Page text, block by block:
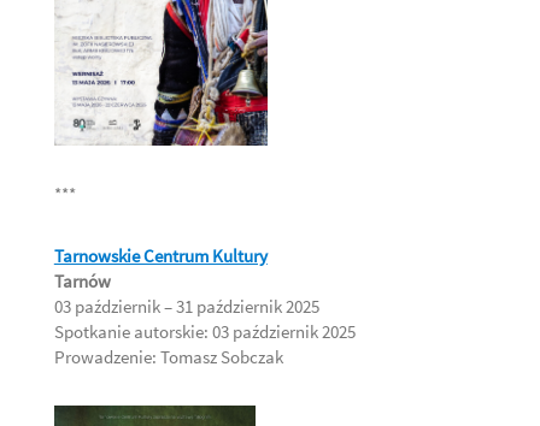
***
Tarnowskie Centrum Kultury
Tarnów
03 październik – 31 październik 2025
Spotkanie autorskie: 03 październik 2025
Prowadzenie: Tomasz Sobczak